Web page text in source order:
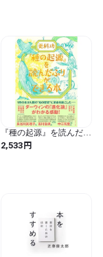
『種の起源』を読んだふ
りができる本
2,533円